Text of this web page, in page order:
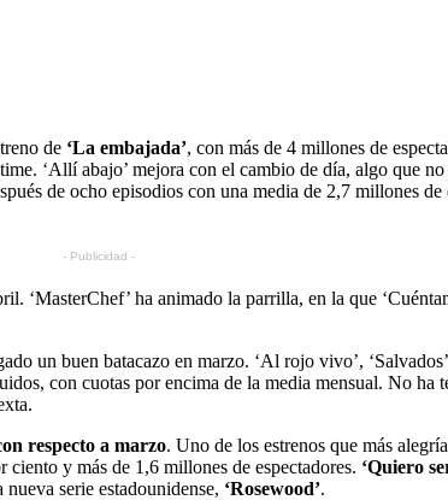
de ‘La embajada’, con más de 4 millones de
‘Allí abajo’ mejora con el cambio de día, algo que
de ocho episodios con una media de 2,7 millones
- Publicidad -
‘MasterChef’ ha animado la parrilla, en la que
un buen batacazo en marzo. ‘Al rojo vivo’,
con cuotas por encima de la media mensual. No ha
respecto a marzo. Uno de los estrenos que más
y más de 1,6 millones de espectadores. ‘Quiero
serie estadounidense, ‘Rosewood’.